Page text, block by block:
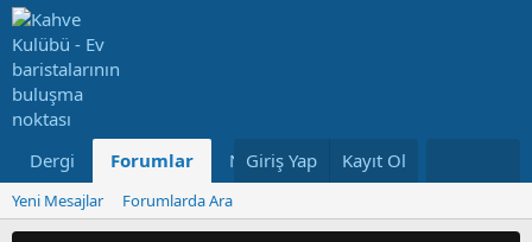
Dergi Forumlar Neler Yeni Kullanıcılar
Giriş Yap Kayıt Ol
Yeni Mesajlar Forumlarda Ara